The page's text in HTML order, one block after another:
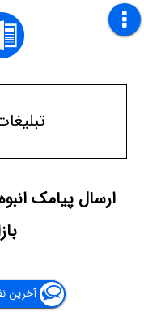
تبلیغات
ارسال پیامک
آخرین